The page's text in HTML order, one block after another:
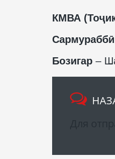
КМВА
Сармураббӣ
Бозигар –